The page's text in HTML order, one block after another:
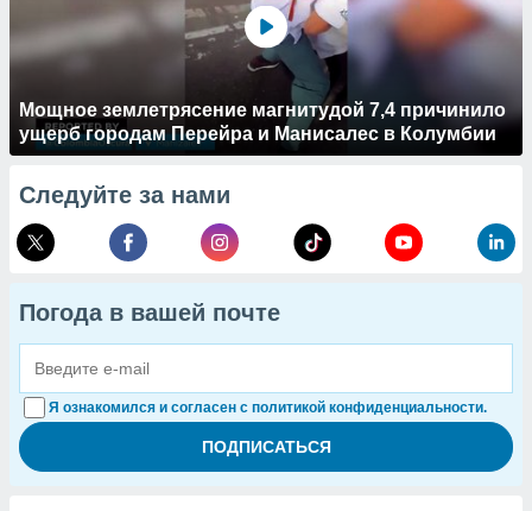
Мощное землетрясение магнитудой 7,4 причинило
ущерб городам Перейра и Манисалес в Колумбии
Следуйте за нами
Погода в вашей почте
Я ознакомился и согласен с политикой конфиденциальности.